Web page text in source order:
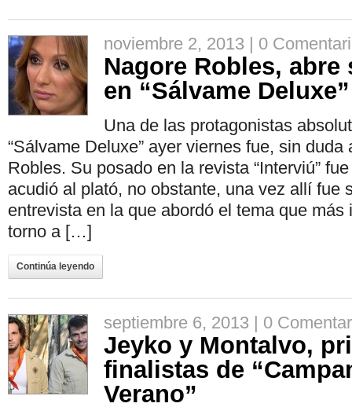
noviembre 2, 2013 | 0
Nagore Robles, abre
en “Sálvame Deluxe”
Una de las protagonistas
“Sálvame Deluxe” ayer viernes fue, sin duda
Robles. Su posado en la revista “Interviú”
acudió al plató, no obstante, una vez allí fue
entrevista en la que abordó el tema que más
torno a […]
Continúa leyendo
septiembre 6, 2013 | 0
Jeyko y Montalvo,
finalistas de
Verano”